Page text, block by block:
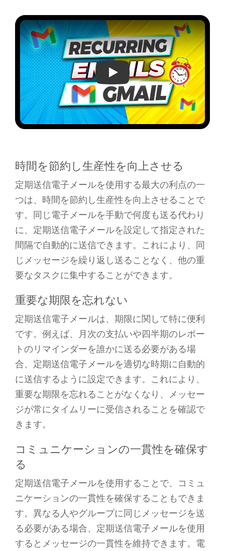
Gmailで定期電子メールを送信
時間を節約し生産性を向上させる
定期送信電子メールを使用する最大の利点の一
つは、時間を節約し生産性を向上させることで
す。同じ電子メールを手動で何度も送る代わり
に、定期送信電子メールを設定して指定された
間隔で自動的に送信できます。これにより、同
じメッセージを繰り返し送ることなく、他の重
要なタスクに集中することができます。
重要な期限を忘れない
定期送信電子メールは、期限に関して特に便利
です。例えば、月次の支払いや四半期のレポー
トのリマインダーを誰かに送る必要がある場
合、定期送信電子メールを適切な時期に自動的
に送信するように設定できます。これにより、
重要な期限を忘れることがなくなり、メッセー
ジが常にタイムリーに受信されることを確認で
きます。
コミュニケーションの一貫性を確保す
る
定期送信電子メールを使用することで、コミュ
ニケーションの一貫性を確保することもできま
す。異なる人やグループに同じメッセージを送
る必要がある場合、定期送信電子メールを使用
するとメッセージの一貫性を維持できます。電